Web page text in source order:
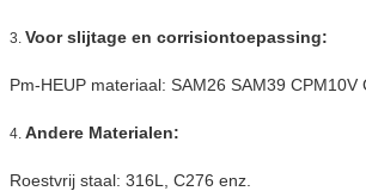
3. Voor slijtage en corrisiontoepassing:
Pm-HEUP materiaal: SAM26 SAM39 CPM10V
4. Andere Materialen:
Roestvrij staal: 316L, C276 enz.